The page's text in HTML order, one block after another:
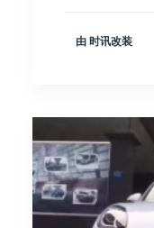
由 时讯改装